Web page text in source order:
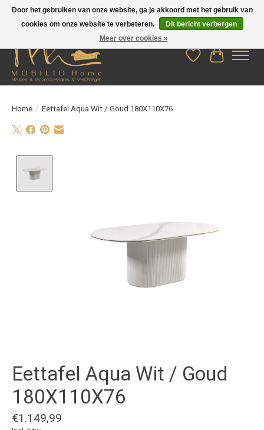
Verlanglijst
Home / Eettafel Aqua Wit / Goud 180X110X76
Eettafel Aqua Wit / Goud
180X110X76
€1.149,99
Door het gebruiken van onze website, ga je akkoord met het gebruik van
cookies om onze website te verbeteren.
Dit bericht verbergen
Meer over cookies »